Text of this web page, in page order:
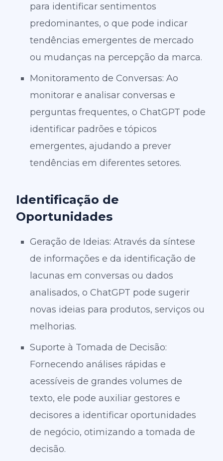
para identificar sentimentos
predominantes, o que pode indicar
tendências emergentes de mercado
ou mudanças na percepção da marca.
Monitoramento de Conversas: Ao
monitorar e analisar conversas e
perguntas frequentes, o ChatGPT pode
identificar padrões e tópicos
emergentes, ajudando a prever
tendências em diferentes setores.
Identificação de
Oportunidades
Geração de Ideias: Através da síntese
de informações e da identificação de
lacunas em conversas ou dados
analisados, o ChatGPT pode sugerir
novas ideias para produtos, serviços ou
melhorias.
Suporte à Tomada de Decisão:
Fornecendo análises rápidas e
acessíveis de grandes volumes de
texto, ele pode auxiliar gestores e
decisores a identificar oportunidades
de negócio, otimizando a tomada de
decisão.